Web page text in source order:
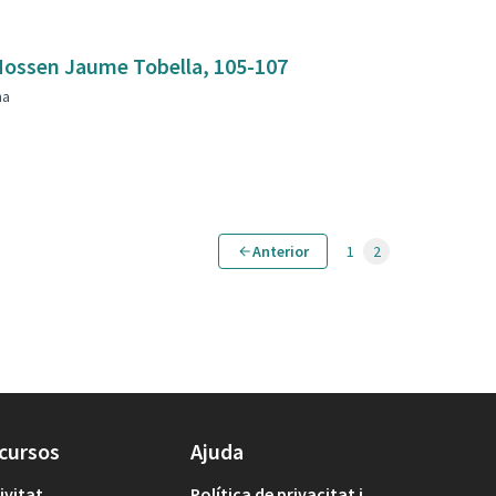
Mossen Jaume Tobella, 105-107
Anterior 1 2
Ajuda